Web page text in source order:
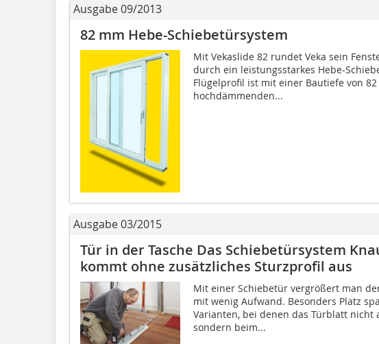
Ausgabe 09/2013
82 mm Hebe-Schiebetürsystem
Mit Vekaslide 82 rundet Veka sein
durch ein leistungsstarkes Hebe-
Flügelprofil ist mit einer Bautiefe von
hochdämmenden...
Ausgabe 03/2015
Tür in der Tasche Das Schiebetürsystem
kommt ohne zusätzliches Sturzprofil aus
Mit einer Schiebetür vergrößert man
mit wenig Aufwand. Besonders Platz
Varianten, bei denen das Türblatt nicht
sondern beim...